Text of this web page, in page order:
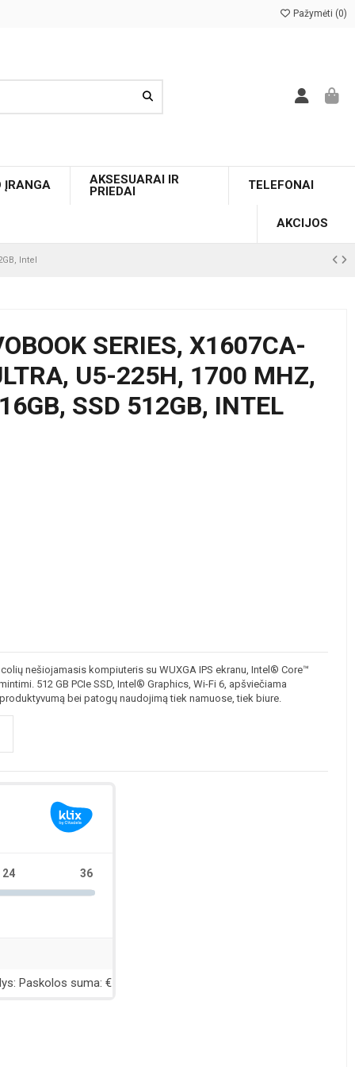
Pažymėti (0)
ĮRANGA
AKSESUARAI IR
PRIEDAI
TELEFONAI
AKCIJOS
Intel
SERIES, X1607CA-
U5-225H, 1700 MHZ,
SSD 512GB, INTEL
nešiojamasis kompiuteris su WUXGA IPS ekranu, Intel® Core™
512 GB PCIe SSD, Intel® Graphics, Wi-Fi 6, apšviečiama
bei patogų naudojimą tiek namuose, tiek biure.